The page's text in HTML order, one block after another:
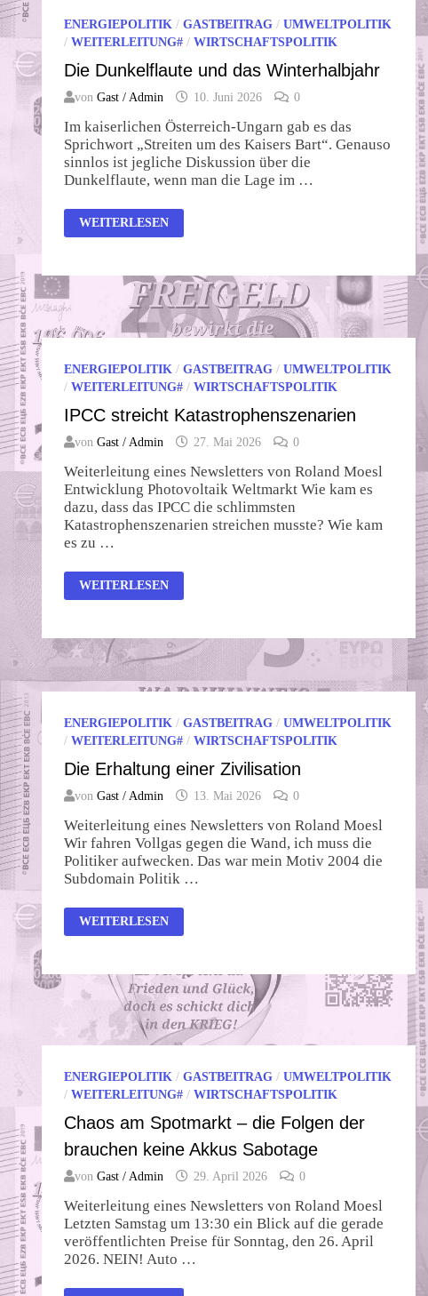
ENERGIEPOLITIK / GASTBEITRAG / UMWELTPOLITIK
/ WEITERLEITUNG# / WIRTSCHAFTSPOLITIK
Die Dunkelflaute und das Winterhalbjahr
von Gast / Admin 10. Juni 2026 0
Im kaiserlichen Österreich-Ungarn gab es das
Sprichwort „Streiten um des Kaisers Bart“. Genauso
sinnlos ist jegliche Diskussion über die
Dunkelflaute, wenn man die Lage im …
DIE
DUNKELFLAUTE
WEITERLESEN
ENERGIEPOLITIK / GASTBEITRAG / UMWELTPOLITIK
/ WEITERLEITUNG# / WIRTSCHAFTSPOLITIK
IPCC streicht Katastrophenszenarien
von Gast / Admin 27. Mai 2026 0
Weiterleitung eines Newsletters von Roland Moesl
Entwicklung Photovoltaik Weltmarkt Wie kam es
dazu, dass das IPCC die schlimmsten
Katastrophenszenarien streichen musste? Wie kam
es zu …
IPCC
STREICHT
WEITERLESEN
ENERGIEPOLITIK / GASTBEITRAG / UMWELTPOLITIK
/ WEITERLEITUNG# / WIRTSCHAFTSPOLITIK
Die Erhaltung einer Zivilisation
von Gast / Admin 13. Mai 2026 0
Weiterleitung eines Newsletters von Roland Moesl
Wir fahren Vollgas gegen die Wand, ich muss die
Politiker aufwecken. Das war mein Motiv 2004 die
Subdomain Politik …
DIE
ERHALTUNG
WEITERLESEN
ENERGIEPOLITIK / GASTBEITRAG / UMWELTPOLITIK
/ WEITERLEITUNG# / WIRTSCHAFTSPOLITIK
Chaos am Spotmarkt – die Folgen der
brauchen keine Akkus Sabotage
von Gast / Admin 29. April 2026 0
Weiterleitung eines Newsletters von Roland Moesl
Letzten Samstag um 13:30 ein Blick auf die gerade
veröffentlichten Preise für Sonntag, den 26. April
2026. NEIN! Auto …